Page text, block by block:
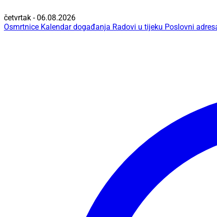
četvrtak - 06.08.2026
Osmrtnice Kalendar događanja Radovi u tijeku Poslovni